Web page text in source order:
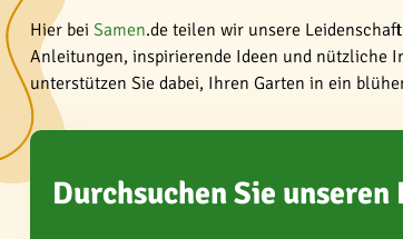
Hier bei Samen.de teilen wir unsere
Anleitungen, inspirierende Ideen und nützliche
unterstützen Sie dabei, Ihren Garten in ein
Durchsuchen Sie unseren